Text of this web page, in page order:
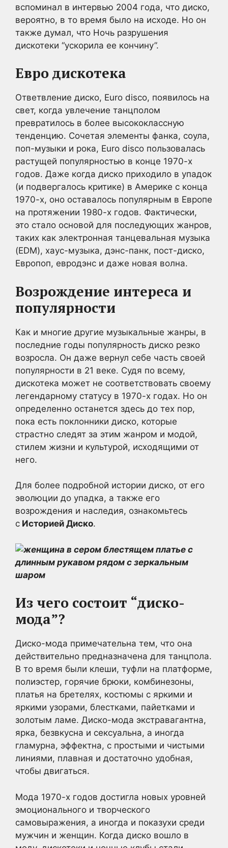
вспоминал в интервью 2004 года, что диско,
вероятно, в то время было на исходе. Но он
также думал, что Ночь разрушения
дискотеки “ускорила ее кончину”.
Евро дискотека
Ответвление диско, Euro disco, появилось на
свет, когда увлечение танцполом
превратилось в более высококлассную
тенденцию. Сочетая элементы фанка, соула,
поп-музыки и рока, Euro disco пользовалась
растущей популярностью в конце 1970-х
годов. Даже когда диско приходило в упадок
(и подвергалось критике) в Америке с конца
1970-х, оно оставалось популярным в Европе
на протяжении 1980-х годов. Фактически,
это стало основой для последующих жанров,
таких как электронная танцевальная музыка
(EDM), хаус-музыка, дэнс-панк, пост-диско,
Европоп, евродэнс и даже новая волна.
Возрождение интереса и
популярности
Как и многие другие музыкальные жанры, в
последние годы популярность диско резко
возросла. Он даже вернул себе часть своей
популярности в 21 веке. Судя по всему,
дискотека может не соответствовать своему
легендарному статусу в 1970-х годах. Но он
определенно останется здесь до тех пор,
пока есть поклонники диско, которые
страстно следят за этим жанром и модой,
стилем жизни и культурой, исходящими от
него.
Для более подробной истории диско, от его
эволюции до упадка, а также его
возрождения и наследия, ознакомьтесь
с Историей Диско.
Из чего состоит “диско-
мода”?
Диско-мода примечательна тем, что она
действительно предназначена для танцпола.
В то время были клеши, туфли на платформе,
полиэстер, горячие брюки, комбинезоны,
платья на бретелях, костюмы с яркими и
яркими узорами, блестками, пайетками и
золотым ламе. Диско-мода экстравагантна,
ярка, безвкусна и сексуальна, а иногда
гламурна, эффектна, с простыми и чистыми
линиями, плавная и достаточно удобная,
чтобы двигаться.
Мода 1970-х годов достигла новых уровней
эмоционального и творческого
самовыражения, а иногда и показухи среди
мужчин и женщин. Когда диско вошло в